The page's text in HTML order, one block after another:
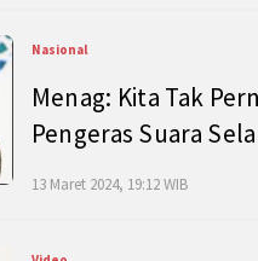
Nasional
Menag: Kita Tak
Pengeras Suara
13 Maret 2024, 19:12 WIB